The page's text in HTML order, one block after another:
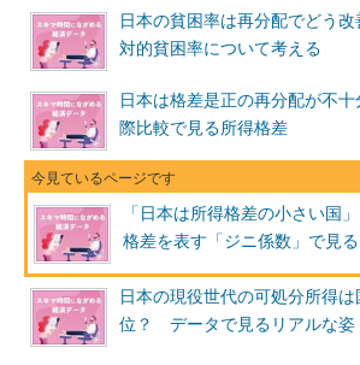
日本の貧困率は再分配でどう
対的貧困率について考える
日本は格差是正の再分配が不
際比較で見る所得格差
「日本は所得格差の小さい国
格差を表す「ジニ係数」で見る
日本の現役世代の可処分所得
位？ データで見るリアルな姿